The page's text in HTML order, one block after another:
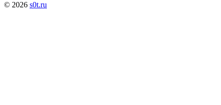
© 2026 s0t.ru